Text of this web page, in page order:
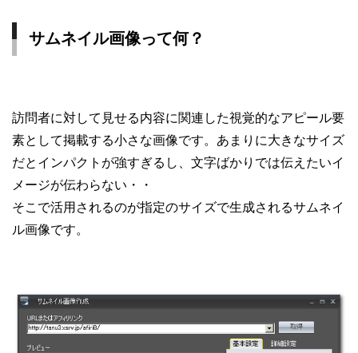
サムネイル画像って何？
訪問者に対して見せる内容に関連した視覚的なアピール要
素として掲載する小さな画像です。あまりに大きなサイズ
だとインパクトが強すぎるし、文字ばかりでは伝えたいイ
メージが伝わらない・・
そこで活用されるのが指定のサイズで生成されるサムネイ
ル画像です。